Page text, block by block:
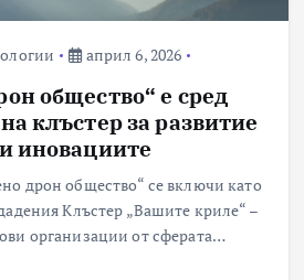
април 6, 2026
общество“ е сред
клъстер за развитие
иновациите
дрон общество“ се включи като
Клъстер „Вашите криле“ –
организации от сферата…